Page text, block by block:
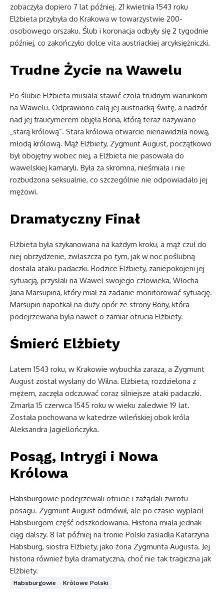
zobaczyła dopiero 7 lat później. 21 kwietnia 1543 roku
Elżbieta przybyła do Krakowa w towarzystwie 200-
osobowego orszaku. Ślub i koronacja odbyły się 2 tygodnie
później, co zakończyło dolce vita austriackiej arcyksiężniczki.
Trudne Życie na Wawelu
Po ślubie Elżbieta musiała stawić czoła trudnym warunkom
na Wawelu. Odprawiono całą jej austriacką świtę, a nadzór
nad jej fraucymerem objęła Bona, którą teraz nazywano
„starą królową”. Stara królowa otwarcie nienawidziła nową,
młodą królową. Mąż Elżbiety, Zygmunt August, początkowo
był obojętny wobec niej, a Elżbieta nie pasowała do
wawelskiej kamaryli. Była za skromna, nieśmiała i nie
rozbudzona seksualnie, co szczególnie nie odpowiadało jej
mężowi.
Dramatyczny Finał
Elżbieta była szykanowana na każdym kroku, a mąż czuł do
niej obrzydzenie, zwłaszcza po tym, jak w noc poślubną
dostała ataku padaczki. Rodzice Elżbiety, zaniepokojeni jej
sytuacją, przysłali na Wawel swojego człowieka, Włocha
Jana Marsupina, który miał za zadanie monitorować sytuację.
Marsupin napotkał na duży opór ze strony Bony, która
podejrzewana była nawet o zamiar otrucia Elżbiety.
Śmierć Elżbiety
Latem 1543 roku, w Krakowie wybuchła zaraza, a Zygmunt
August został wysłany do Wilna. Elżbieta, rozdzielona z
mężem, zaczęła odczuwać coraz silniejsze ataki padaczki.
Zmarła 15 czerwca 1545 roku w wieku zaledwie 19 lat.
Została pochowana w katedrze wileńskiej obok króla
Aleksandra Jagiellończyka.
Posąg, Intrygi i Nowa
Królowa
Habsburgowie podejrzewali otrucie i zażądali zwrotu
posagu. Zygmunt August odmówił, ale po czasie wypłacił
Habsburgom część odszkodowania. Historia miała jednak
ciąg dalszy. 8 lat później na tronie Polski zasiadła Katarzyna
Habsburg, siostra Elżbiety, jako żona Zygmunta Augusta. Jej
historia również była dramatyczna, choć nie tak tragiczna jak
Elżbiety.
Habsburgowie Królowe Polski